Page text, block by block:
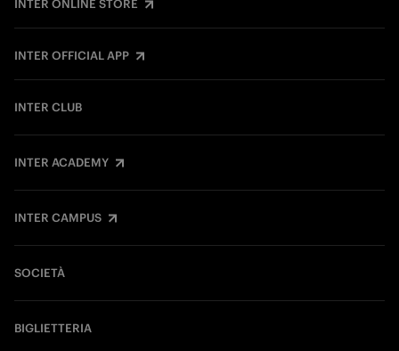
INTER ONLINE STORE
INTER OFFICIAL APP
INTER CLUB
INTER ACADEMY
INTER CAMPUS
SOCIETÀ
BIGLIETTERIA